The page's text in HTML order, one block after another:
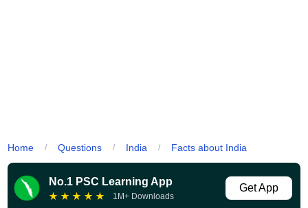
Home / Questions / India / Facts about India
No.1 PSC Learning App
★ ★ ★ ★ ★ 1M+ Downloads
Get App